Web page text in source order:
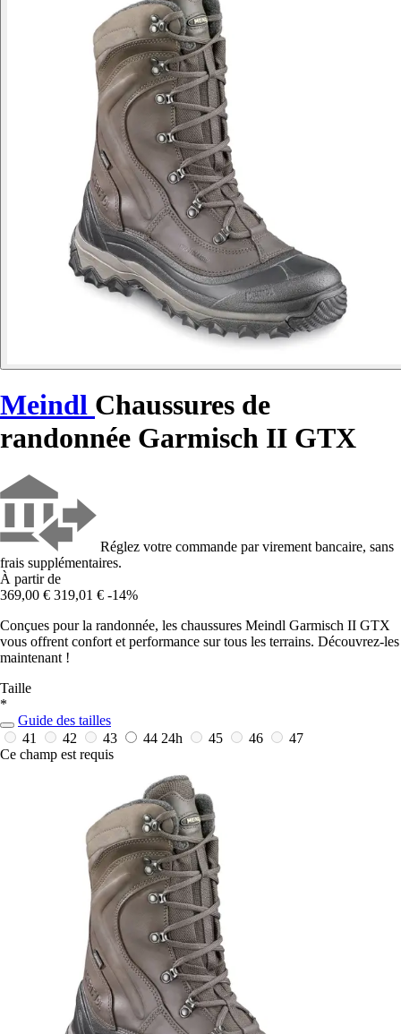
Meindl Chaussures de
randonnée Garmisch II GTX
Réglez votre commande par virement bancaire, sans
frais supplémentaires.
À partir de
369,00 € 319,01 € -14%
Conçues pour la randonnée, les chaussures Meindl Garmisch II GTX
vous offrent confort et performance sur tous les terrains. Découvrez-les
maintenant !
Taille
*
Guide des tailles
41
42 43 44 24h 45 46
47
Ce champ est requis